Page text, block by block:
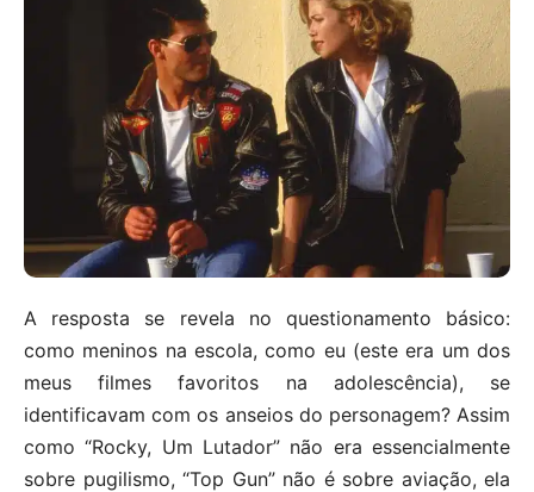
A resposta se revela no questionamento básico:
como meninos na escola, como eu (este era um dos
meus filmes favoritos na adolescência), se
identificavam com os anseios do personagem? Assim
como “Rocky, Um Lutador” não era essencialmente
sobre pugilismo, “Top Gun” não é sobre aviação, ela